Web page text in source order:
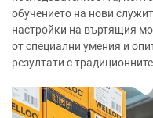
обучението на нови
настройки на въртящия
от специални умения и
резултати с